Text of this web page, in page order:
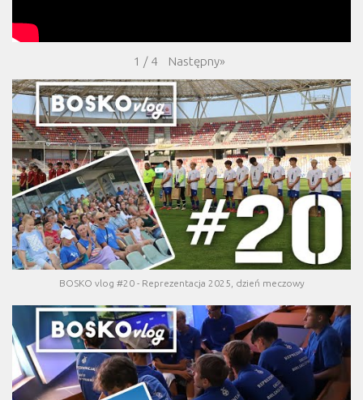
1 / 4 Następny»
BOSKO vlog #20 - Reprezentacja 2025, dzień meczowy